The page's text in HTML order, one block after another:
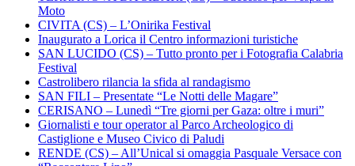
Moto
CIVITA (CS) – L’Onirika Festival
Inaugurato a Lorica il Centro informazioni turistiche
SAN LUCIDO (CS) – Tutto pronto per i Fotografia Calabria
Festival
Castrolibero rilancia la sfida al randagismo
SAN FILI – Presentate “Le Notti delle Magare”
CERISANO – Lunedì “Tre giorni per Gaza: oltre i muri”
Giornalisti e tour operator al Parco Archeologico di
Castiglione e Museo Civico di Paludi
RENDE (CS) – All’Unical si omaggia Pasquale Versace con